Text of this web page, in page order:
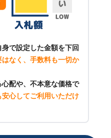
で設定した金額を下回
なく、手数料も一切か
配や、不本意な価格で
安心してご利用いただけ